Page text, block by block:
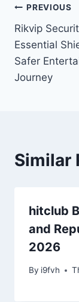
Điều
hướng
bài
viết
PREVIOUS
Rikvip
Essential
Safer
Journey
Similar
hitclub
and
2026
By i9fvh